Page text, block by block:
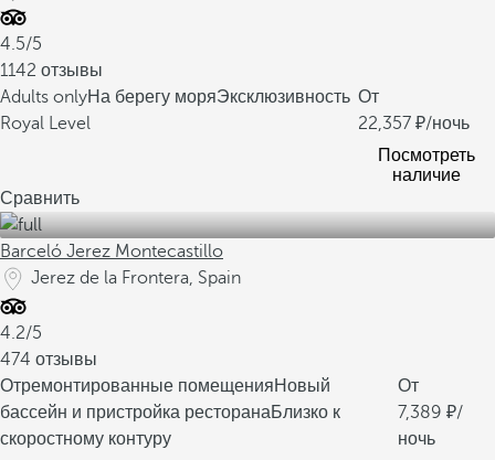
4.5/5
1142 отзывы
Adults onlyНа берегу моряЭксклюзивность
Royal Level
От
22,357
/ночь
Посмотреть
наличие
Сравнить
Barceló Jerez Montecastillo
Jerez de la Frontera, Spain
4.2/5
474 отзывы
Отремонтированные помещенияНовый
бассейн и пристройка ресторанаБлизко к
скоростному контуру
От
7,389
/
ночь